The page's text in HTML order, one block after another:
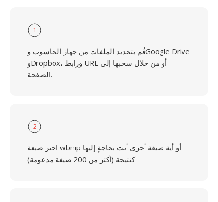
1
قُم بتحديد الملفات من جهاز الحاسوب وGoogle Drive
وDropbox، ورابط URL أو من خلال سحبها إلى
الصفحة.
2
اختر صيغة wbmp أو أية صيغة أخرى أنت بحاجةٍ إليها
كنتيجة (أكثر من 200 صيغة مدعومة)